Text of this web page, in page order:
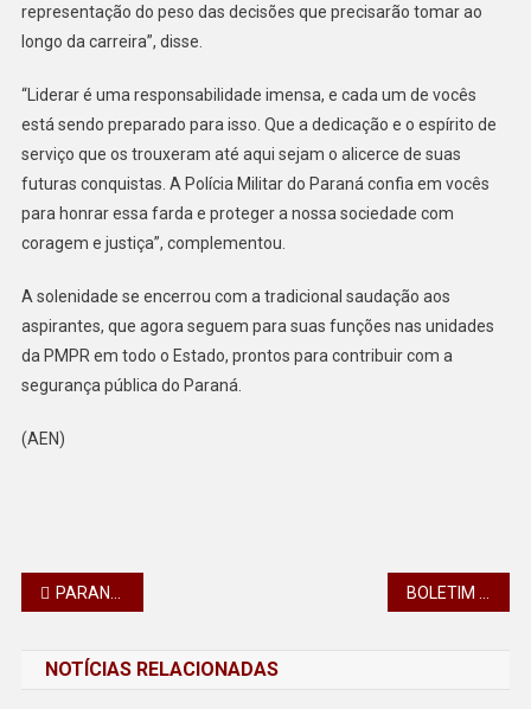
representação do peso das decisões que precisarão tomar ao
longo da carreira”, disse.
“Liderar é uma responsabilidade imensa, e cada um de vocês
está sendo preparado para isso. Que a dedicação e o espírito de
serviço que os trouxeram até aqui sejam o alicerce de suas
futuras conquistas. A Polícia Militar do Paraná confia em vocês
para honrar essa farda e proteger a nossa sociedade com
coragem e justiça”, complementou.
A solenidade se encerrou com a tradicional saudação aos
aspirantes, que agora seguem para suas funções nas unidades
da PMPR em todo o Estado, prontos para contribuir com a
segurança pública do Paraná.
(AEN)
Navegação
Post
PARANAGUÁ E MARINGÁ LEVARAM DOIS PRÊMIOS MILIONÁRIOS NO NOTA PARANÁ EM 2024
NOTÍCIAS RELACIONADAS